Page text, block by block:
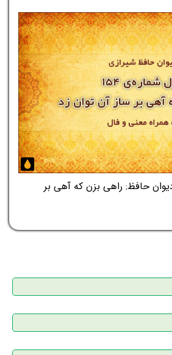
شماره‌ی ۱۵۴ دیوان حافظ: راهی بزن که آهی بر